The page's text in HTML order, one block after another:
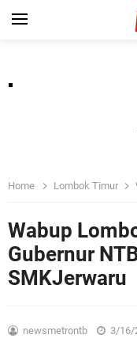
Home Lombok Timur
Wabup
Gubernur
SMKJerwaru
newsmetrontb 3/16/